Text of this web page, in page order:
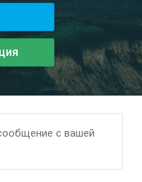
с вашей